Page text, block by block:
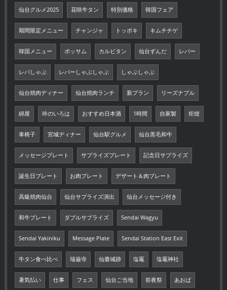
仙台グルメ2025 花咲牛タン 特別価格 韓国フェア
期間限定メニュー チャンジャ トッポキ キムチチゲ
韓国メニュー ポッサム カルビタン 仙台ずんだ レバー
レバしゃぶ レバーしゃぶしゃぶ しゃぶしゃぶ
仙台焼肉ディナー 仙台焼肉ランチ 新プラン リーズナブル
綿屋 吟のいろは おすすめ日本酒 1時間 自家製 炬燵
車椅子 宮城ディナー 仙台駅グルメ 仙台黒毛和牛
メッセージプレート サプライズプレート 記念日サプライズ
誕生日プレート お肉プレート デザート＆肉プレート
高級焼肉仙台 仙台サプライズ演出 仙台メッセージ付き
和牛プレート ダブルサプライズ Sendai Wagyu
Sendai Yakiniku Message Plate Sendai Station East Exit
牛タン食べ比べ 瑞巌寺 仙臺城跡 塩竈 塩竈神社
暑気払い 仕事 フェス 仙台ご当地 前夜祭 あおば